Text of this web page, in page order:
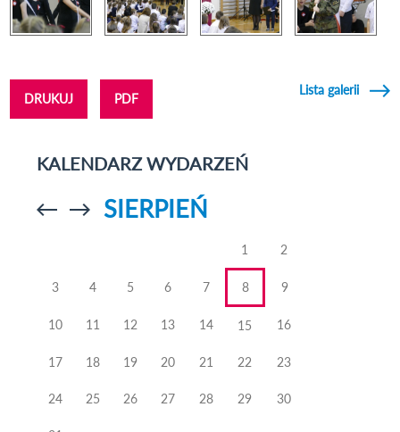
DRUKUJ PDF
Lista galerii
KALENDARZ WYDARZEŃ
Przejdź doPrzejdź do
SIERPIEŃ
1 2
3 4 5 6 7 8 9
10 11 12 13 14 15 16
17 18 19 20 21 22 23
24 25 26 27 28 29 30